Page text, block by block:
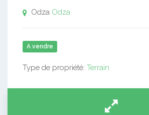
Odza Odza
A vendre
Type de propriété: Terrain